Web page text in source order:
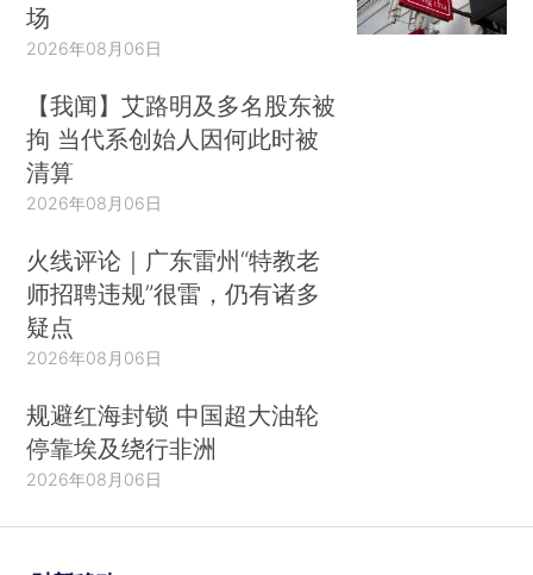
场
2026年08月06日
【我闻】艾路明及多名股东被
拘 当代系创始人因何此时被
清算
2026年08月06日
火线评论｜广东雷州“特教老
师招聘违规”很雷，仍有诸多
疑点
2026年08月06日
规避红海封锁 中国超大油轮
停靠埃及绕行非洲
2026年08月06日